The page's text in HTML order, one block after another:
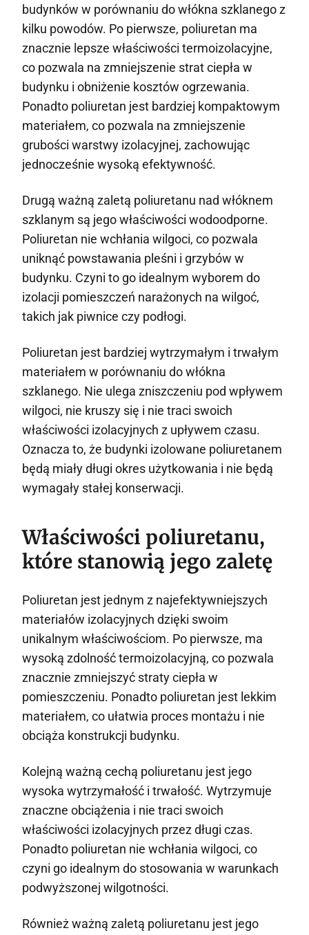
budynków w porównaniu do włókna szklanego z
kilku powodów. Po pierwsze, poliuretan ma
znacznie lepsze właściwości termoizolacyjne,
co pozwala na zmniejszenie strat ciepła w
budynku i obniżenie kosztów ogrzewania.
Ponadto poliuretan jest bardziej kompaktowym
materiałem, co pozwala na zmniejszenie
grubości warstwy izolacyjnej, zachowując
jednocześnie wysoką efektywność.
Drugą ważną zaletą poliuretanu nad włóknem
szklanym są jego właściwości wodoodporne.
Poliuretan nie wchłania wilgoci, co pozwala
uniknąć powstawania pleśni i grzybów w
budynku. Czyni to go idealnym wyborem do
izolacji pomieszczeń narażonych na wilgoć,
takich jak piwnice czy podłogi.
Poliuretan jest bardziej wytrzymałym i trwałym
materiałem w porównaniu do włókna
szklanego. Nie ulega zniszczeniu pod wpływem
wilgoci, nie kruszy się i nie traci swoich
właściwości izolacyjnych z upływem czasu.
Oznacza to, że budynki izolowane poliuretanem
będą miały długi okres użytkowania i nie będą
wymagały stałej konserwacji.
Właściwości poliuretanu,
które stanowią jego zaletę
Poliuretan jest jednym z najefektywniejszych
materiałów izolacyjnych dzięki swoim
unikalnym właściwościom. Po pierwsze, ma
wysoką zdolność termoizolacyjną, co pozwala
znacznie zmniejszyć straty ciepła w
pomieszczeniu. Ponadto poliuretan jest lekkim
materiałem, co ułatwia proces montażu i nie
obciąża konstrukcji budynku.
Kolejną ważną cechą poliuretanu jest jego
wysoka wytrzymałość i trwałość. Wytrzymuje
znaczne obciążenia i nie traci swoich
właściwości izolacyjnych przez długi czas.
Ponadto poliuretan nie wchłania wilgoci, co
czyni go idealnym do stosowania w warunkach
podwyższonej wilgotności.
Również ważną zaletą poliuretanu jest jego